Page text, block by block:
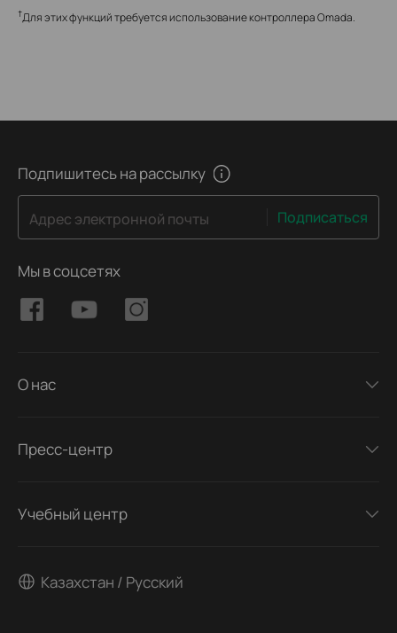
†Для этих функций требуется использование контроллера Omada.
Подпишитесь на рассылку
Адрес электронной почты Подписаться
Мы в соцсетях
О нас
Пресс-центр
Учебный центр
Казахстан / Русский